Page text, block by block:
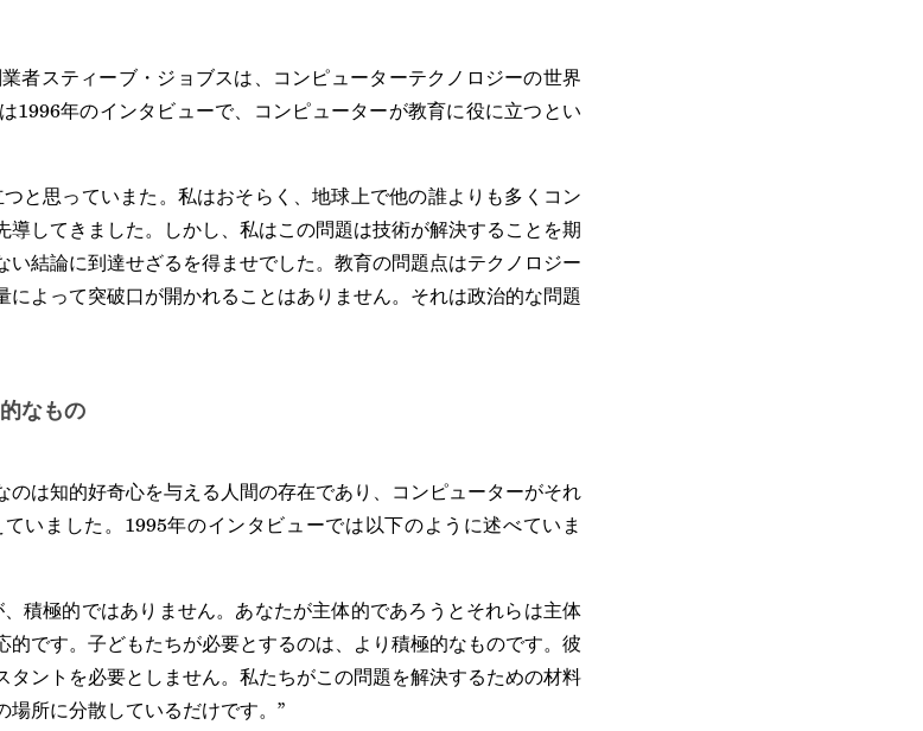
者スティーブ・ジョブスは、コンピューターテクノロジーの世界
1996年のインタビューで、コンピューターが教育に役に立つとい
と思っていまた。私はおそらく、地球上で他の誰よりも多くコン
導してきました。しかし、私はこの問題は技術が解決することを期
結論に到達せざるを得ませでした。教育の問題点はテクノロジー
よって突破口が開かれることはありません。それは政治的な問題
なもの
は知的好奇心を与える人間の存在であり、コンピューターがそれ
いました。1995年のインタビューでは以下のように述べていま
積極的ではありません。あなたが主体的であろうとそれらは主体
です。子どもたちが必要とするのは、より積極的なものです。彼
タントを必要としません。私たちがこの問題を解決するための材料
所に分散しているだけです。”